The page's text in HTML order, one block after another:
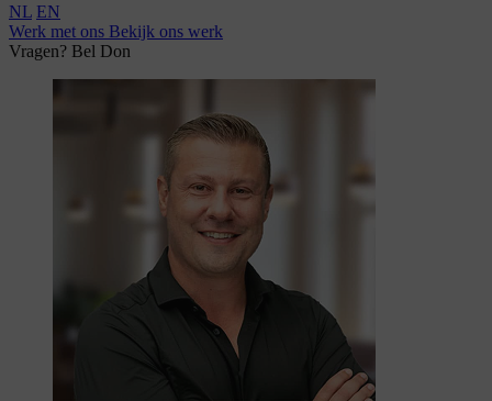
NL EN
Werk met ons Bekijk ons werk
Vragen? Bel Don